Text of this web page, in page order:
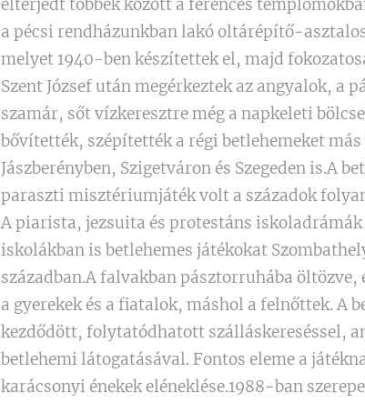
elterjedt többek között a ferences
a pécsi rendházunkban lakó oltárépítő-
melyet 1940-ben készítettek el, majd
Szent József után megérkeztek az angyalok, a
szamár, sőt vízkeresztre még a napkeleti
bővítették, szépítették a régi betlehemeket
Jászberényben, Szigetváron és Szegeden is.A
paraszti misztériumjáték volt a századok
A piarista, jezsuita és protestáns
iskolákban is betlehemes játékokat
században.A falvakban pásztorruhába
a gyerekek és a fiatalok, máshol a felnőttek. A
kezdődött, folytatódhatott szálláskereséssel,
betlehemi látogatásával. Fontos eleme a
karácsonyi énekek eléneklése.1988-ban